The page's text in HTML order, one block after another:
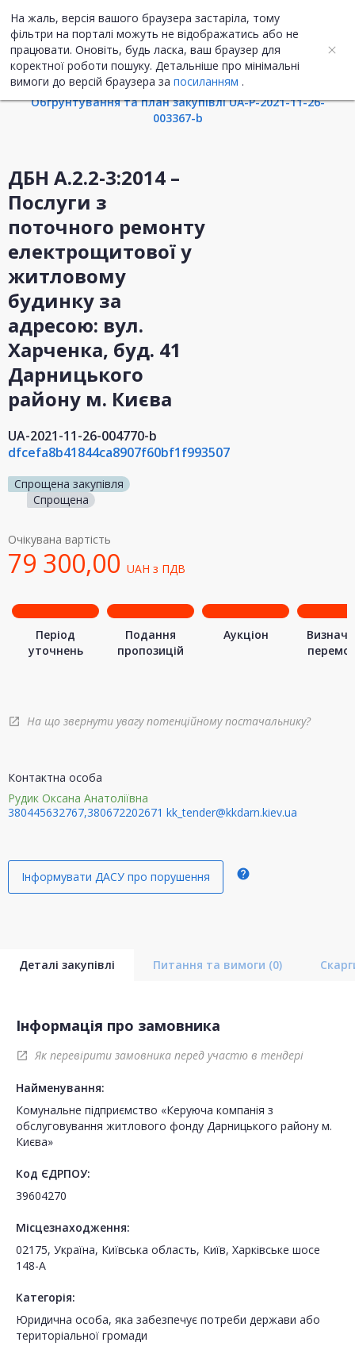
На жаль, версія вашого браузера застаріла, тому
фільтри на порталі можуть не відображатись або не
працювати. Оновіть, будь ласка, ваш браузер для
коректної роботи пошуку. Детальніше про мінімальні
вимоги до версій браузера за посиланням .
UA ENG
Інформація про закупівлю
Обгрунтування та план закупівлі UA-P-2021-11-26-
003367-b
ДБН А.2.2-3:2014 –
Послуги з
поточного ремонту
електрощитової у
житловому
будинку за
адресою: вул.
Харченка, буд. 41
Дарницького
району м. Києва
UA-2021-11-26-004770-b
dfcefa8b41844ca8907f60bf1f993507
Спрощена закупівля
Спрощена
Очікувана вартість
79 300,00 UAH з ПДВ
Період
уточнень
Подання
пропозицій
Аукціон
open_in_new На що звернути увагу потенційному постачальнику?
Контактна особа
Рудик Оксана Анатоліївна
380445632767,380672202671 kk_tender@kkdarn.kiev.ua
Інформувати ДАСУ про порушення help
Деталі закупівлі Питання та вимоги (0)
Інформація про замовника
open_in_new Як перевірити замовника перед участю в тендері
Найменування:
Комунальне підприємство «Керуюча компанія з
обслуговування житлового фонду Дарницького району м.
Києва»
Код ЄДРПОУ:
39604270
Місцезнаходження:
02175, Україна, Київська область, Київ, Харківське шосе
148-А
Категорія:
Юридична особа, яка забезпечує потреби держави або
територіальної громади